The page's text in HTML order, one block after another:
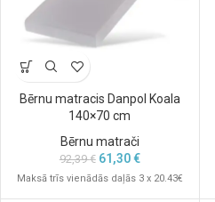
Bērnu matracis Danpol Koala
140×70 cm
Bērnu matrači
92,39€ 61,30€
Maksā trīs vienādās daļās 3 x 20.43€